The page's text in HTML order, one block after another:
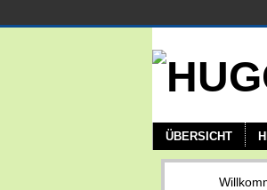
ÜBERSICHT